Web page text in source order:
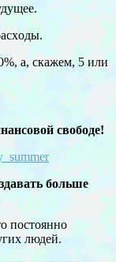
а, скажем, 5 или
свободе!
больше
постоянно
людей.